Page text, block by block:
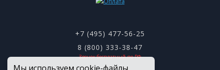
+7 (495) 477-56-25
8 (800) 333-38-47
Звонок бесплатный по РФ